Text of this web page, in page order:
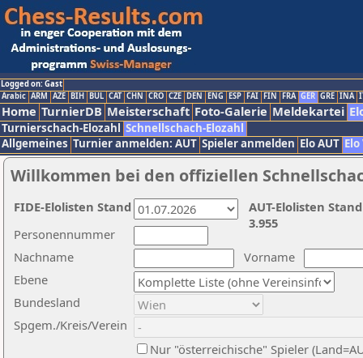
Logged on: Gast
Arabic ARM AZE BIH BUL CAT CHN CRO CZE DEN ENG ESP FAI FIN FRA GER GRE INA
Home TurnierDB Meisterschaft Foto-Galerie Meldekartei
Turnierschach-Elozahl Schnellschach-Elozahl
Allgemeines Turnier anmelden: AUT Spieler anmelden Elo AUT
Willkommen bei den offiziellen
Nachname
Vorname
Ebene
Personennummer
Bundesland
Spgem./Kreis/Verein
Nur "österreichische" Spieler
AUT-Elolisten
3.955
FIDE-Elolisten Stand